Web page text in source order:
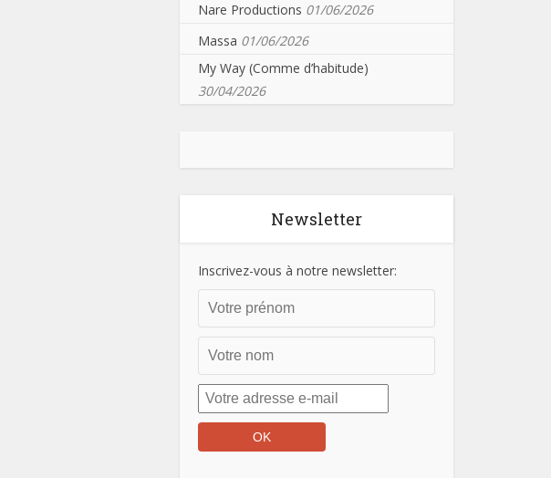
Nare Productions 01/06/2026
Massa 01/06/2026
My Way (Comme d’habitude)
30/04/2026
Newsletter
Inscrivez-vous à notre newsletter: